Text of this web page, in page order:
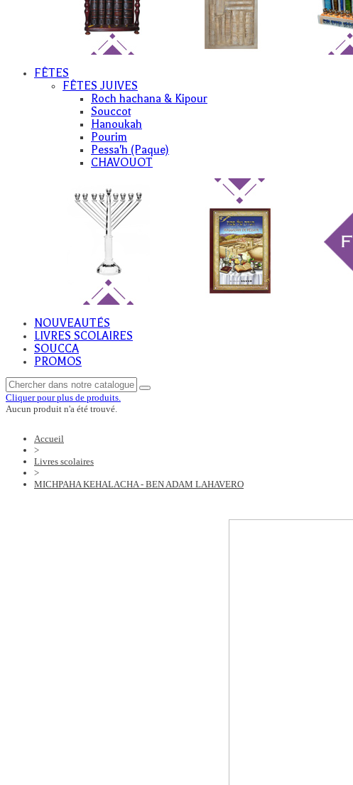
FÊTES
FÊTES JUIVES
Roch hachana & Kipour
Souccot
Hanoukah
Pourim
Pessa'h (Paque)
CHAVOUOT
NOUVEAUTÉS
LIVRES SCOLAIRES
SOUCCA
PROMOS
Cliquer pour plus de produits.
Aucun produit n'a été trouvé.
Accueil
>
Livres scolaires
>
MICHPAHA KEHALACHA - BEN ADAM LAHAVERO